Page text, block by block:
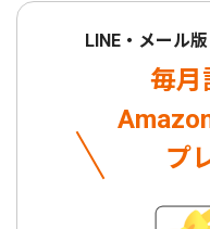
LINE・メール
毎月
プ